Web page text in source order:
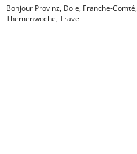
Bonjour Provinz, Dole, Franche-Comté,
Themenwoche, Travel